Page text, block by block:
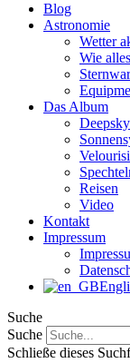
Blog
Astronomie
Wetter
Wie
Das Album
Deepsky
Reisen
Video
Kontakt
Impressum
Suche
Suche
Schließe dieses